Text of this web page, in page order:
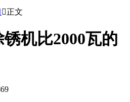
正文
机比2000瓦的